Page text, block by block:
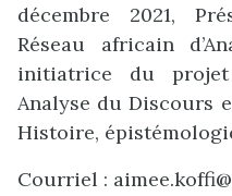
décembre 2021,
Réseau africain
initiatrice du
Analyse du Discours
Histoire,
Courriel :